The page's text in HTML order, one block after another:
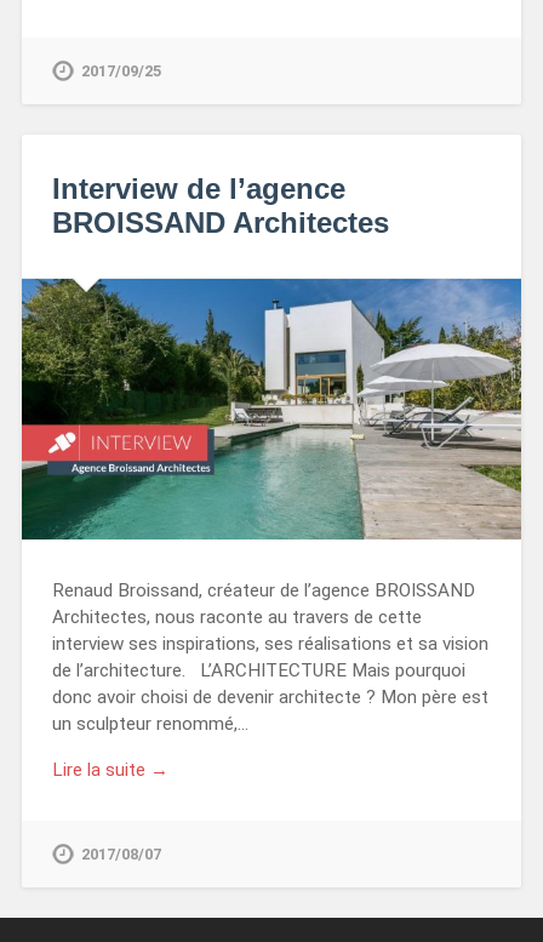
2017/09/25
Interview de l’agence
BROISSAND Architectes
Renaud Broissand, créateur de l’agence BROISSAND
Architectes, nous raconte au travers de cette
interview ses inspirations, ses réalisations et sa vision
de l’architecture. L’ARCHITECTURE Mais pourquoi
donc avoir choisi de devenir architecte ? Mon père est
un sculpteur renommé,…
Lire la suite →
2017/08/07